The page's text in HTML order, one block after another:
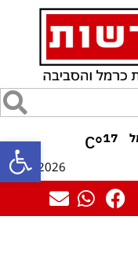
פתח 17
°C
10/08/2026